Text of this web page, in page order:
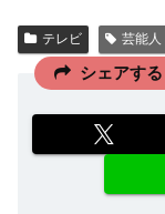
テレビ 芸能人
シェアする